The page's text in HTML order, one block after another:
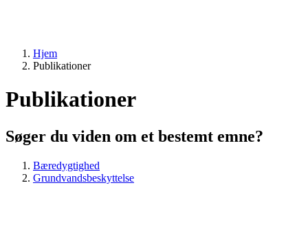
Hjem
Publikationer
Publikationer
Søger du viden om et bestemt emne?
Bæredygtighed
Grundvandsbeskyttelse